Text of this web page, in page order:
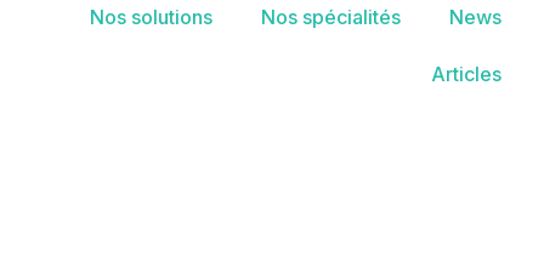
Nos solutions Nos spécialités News
Articles